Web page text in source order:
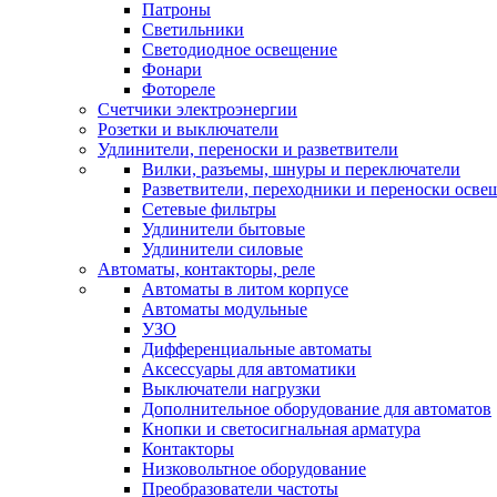
Патроны
Светильники
Светодиодное освещение
Фонари
Фотореле
Счетчики электроэнергии
Розетки и выключатели
Удлинители, переноски и разветвители
Вилки, разъемы, шнуры и переключатели
Разветвители, переходники и переноски
Сетевые фильтры
Удлинители бытовые
Удлинители силовые
Автоматы, контакторы, реле
Автоматы в литом корпусе
Автоматы модульные
УЗО
Дифференциальные автоматы
Аксессуары для автоматики
Выключатели нагрузки
Дополнительное оборудование для автоматов
Кнопки и светосигнальная арматура
Контакторы
Низковольтное оборудование
Преобразователи частоты